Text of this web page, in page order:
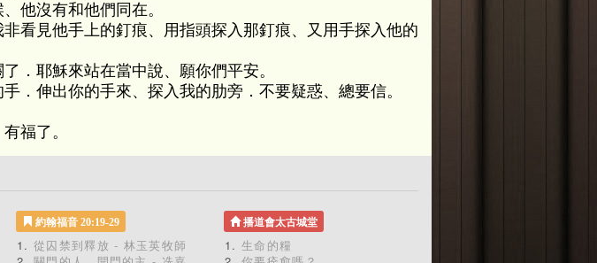
他沒有和他們同在。
看見他手上的釘痕、用指頭探入那釘痕、又用手探入他的
．耶穌來站在當中說、願你們平安。
．伸出你的手來、探入我的肋旁．不要疑惑、總要信。
福了。
約翰福音 20:19-29
從囚禁到釋放 - 林玉英牧師
播道會太古城堂
生命的糧